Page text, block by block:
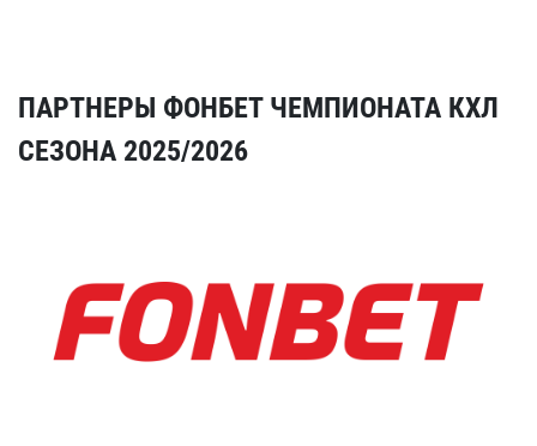
ПАРТНЕРЫ ФОНБЕТ ЧЕМПИОНАТА КХЛ
СЕЗОНА 2025/2026